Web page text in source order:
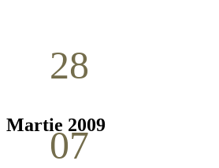
28
07
Martie 2009